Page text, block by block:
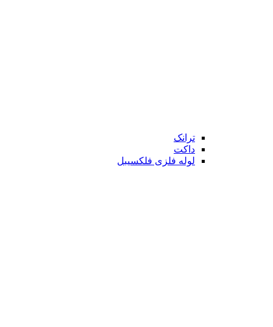
ترانک
داکت
لوله فلزی فلکسیبل